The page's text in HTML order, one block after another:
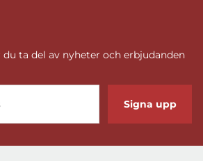
ta del av nyheter och erbjudanden
Signa upp